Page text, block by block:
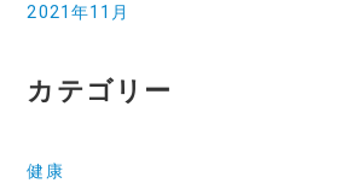
2021年11月
カテゴリー
健康